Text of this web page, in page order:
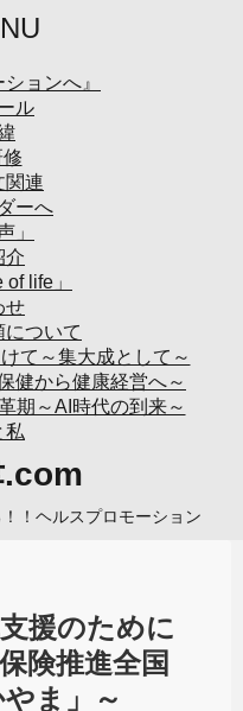
ョンへ』
ル
関連
ーへ
」
介
life」
せ
ついて
て～集大成として～
健から健康経営へ～
期～AI時代の到来～
私
.com
！ヘルスプロモーション
援のために
険推進全国
ま」～